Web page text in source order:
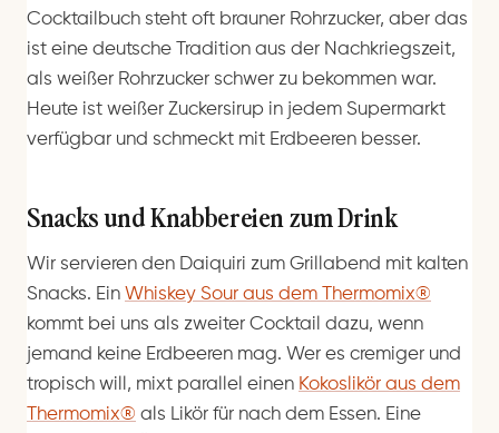
Cocktailbuch steht oft brauner Rohrzucker, aber das
ist eine deutsche Tradition aus der Nachkriegszeit,
als weißer Rohrzucker schwer zu bekommen war.
Heute ist weißer Zuckersirup in jedem Supermarkt
verfügbar und schmeckt mit Erdbeeren besser.
Snacks und Knabbereien zum Drink
Wir servieren den Daiquiri zum Grillabend mit kalten
Snacks. Ein Whiskey Sour aus dem Thermomix®
kommt bei uns als zweiter Cocktail dazu, wenn
jemand keine Erdbeeren mag. Wer es cremiger und
tropisch will, mixt parallel einen Kokoslikör aus dem
Thermomix® als Likör für nach dem Essen. Eine